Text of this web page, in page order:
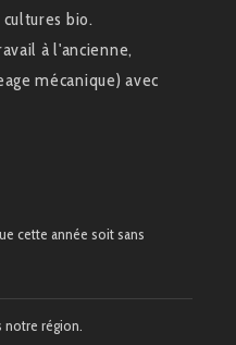
bio.
à l'ancienne,
mécanique) avec
cette année soit sans
notre région.